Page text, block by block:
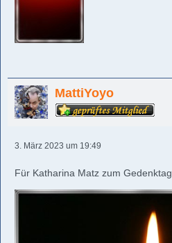
MattiYoyo
3. März 2023 um 19:49
Für Katharina Matz zum Gedenktag